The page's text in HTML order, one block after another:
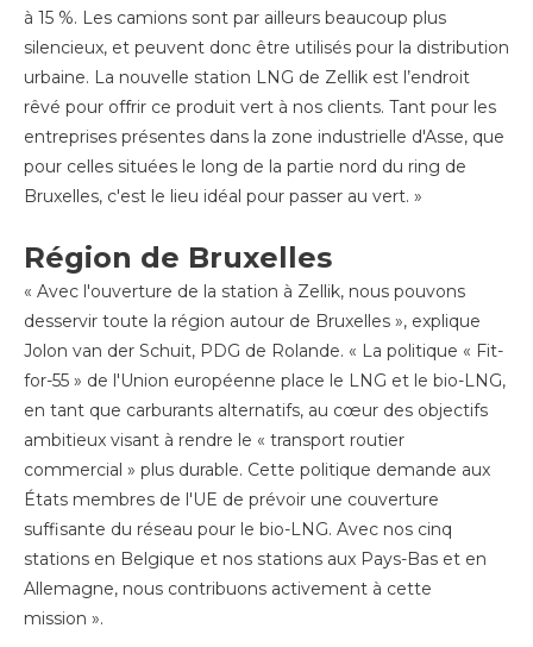
à 15 %. Les camions sont par ailleurs beaucoup plus
silencieux, et peuvent donc être utilisés pour la distribution
urbaine. La nouvelle station LNG de Zellik est l’endroit
rêvé pour offrir ce produit vert à nos clients. Tant pour les
entreprises présentes dans la zone industrielle d'Asse, que
pour celles situées le long de la partie nord du ring de
Bruxelles, c'est le lieu idéal pour passer au vert. »
Région de Bruxelles
« Avec l'ouverture de la station à Zellik, nous pouvons
desservir toute la région autour de Bruxelles », explique
Jolon van der Schuit, PDG de Rolande. « La politique « Fit-
for-55 » de l'Union européenne place le LNG et le bio-LNG,
en tant que carburants alternatifs, au cœur des objectifs
ambitieux visant à rendre le « transport routier
commercial » plus durable. Cette politique demande aux
États membres de l'UE de prévoir une couverture
suffisante du réseau pour le bio-LNG. Avec nos cinq
stations en Belgique et nos stations aux Pays-Bas et en
Allemagne, nous contribuons activement à cette
mission ».